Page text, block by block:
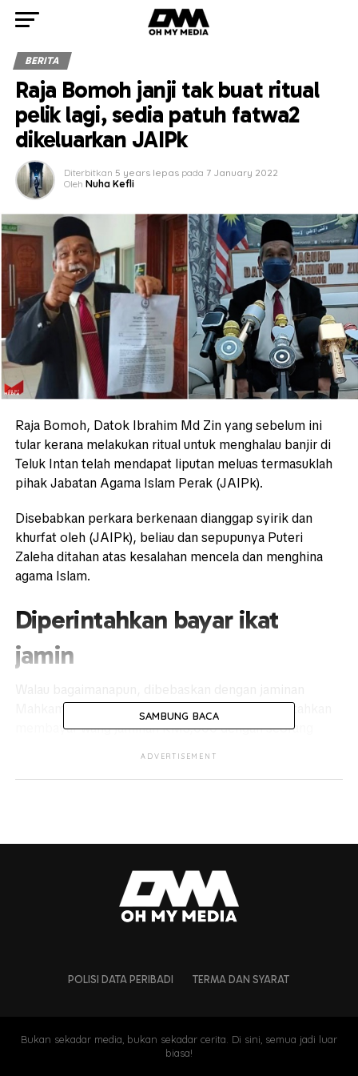
BERITA
Raja Bomoh janji tak buat ritual
pelik lagi, sedia patuh fatwa2
dikeluarkan JAIPk
Diterbitkan 5 years lepas pada 7 January 2022
Oleh Nuha Kefli
Raja Bomoh, Datok Ibrahim Md Zin yang sebelum ini
tular kerana melakukan ritual untuk menghalau banjir di
Teluk Intan telah mendapat liputan meluas termasuklah
pihak Jabatan Agama Islam Perak (JAIPk).
Disebabkan perkara berkenaan dianggap syirik dan
khurfat oleh (JAIPk), beliau dan sepupunya Puteri
Zaleha ditahan atas kesalahan mencela dan menghina
agama Islam.
Diperintahkan bayar ikat
jamin
Mahkamah Rendah Syariah Ipoh dengan diperintahkan
membayar wang jaminan RM3,000 dengan seorang
SAMBUNG BACA
ADVERTISEMENT
POLISI DATA PERIBADI TERMA DAN SYARAT
Bukan sekadar media, bukan sekadar cerita. Di sini, semua jadi luar
biasa!